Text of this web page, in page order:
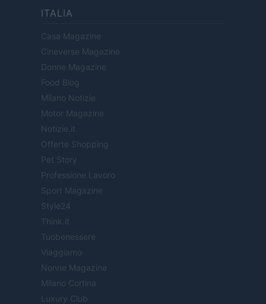
ITALIA
Casa Magazine
Cineverse Magazine
Donne Magazine
Food Blog
Milano Notizie
Motor Magazine
Notizie.it
Offerte Shopping
Pet Story
Professione Lavoro
Sport Magazine
Style24
Think.it
Tuobenessere
Viaggiamo
Nonne Magazine
Milano Cortina
Luxury Club